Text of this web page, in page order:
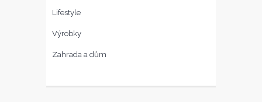
Lifestyle
Výrobky
Zahrada a dům